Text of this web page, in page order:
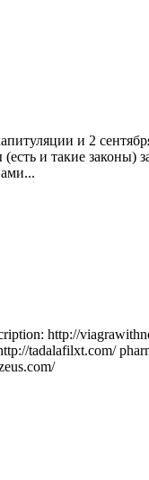
и 2
и такие
http://
tadalafilxt.com/